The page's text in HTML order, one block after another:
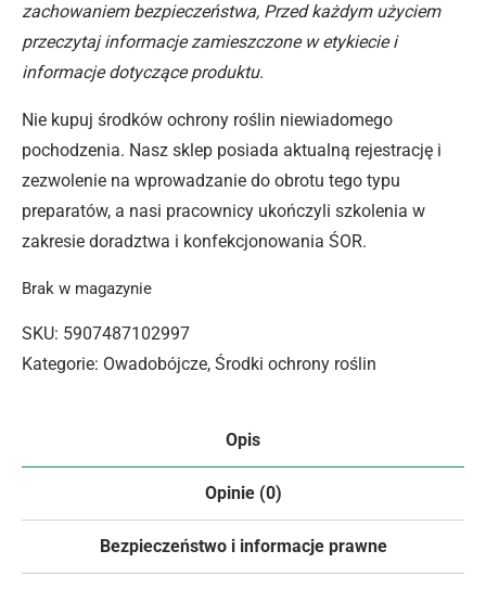
zachowaniem bezpieczeństwa, Przed każdym użyciem
przeczytaj informacje zamieszczone w etykiecie i
informacje dotyczące produktu.
Nie kupuj środków ochrony roślin niewiadomego
pochodzenia. Nasz sklep posiada aktualną rejestrację i
zezwolenie na wprowadzanie do obrotu tego typu
preparatów, a nasi pracownicy ukończyli szkolenia w
zakresie doradztwa i konfekcjonowania ŚOR.
Brak w magazynie
SKU: 5907487102997
Kategorie: Owadobójcze, Środki ochrony roślin
Opis
Opinie (0)
Bezpieczeństwo i informacje prawne